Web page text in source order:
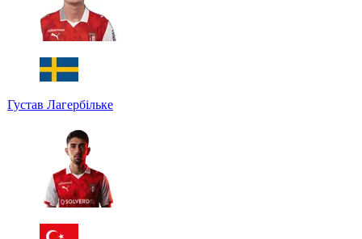
Густав Лагербільке